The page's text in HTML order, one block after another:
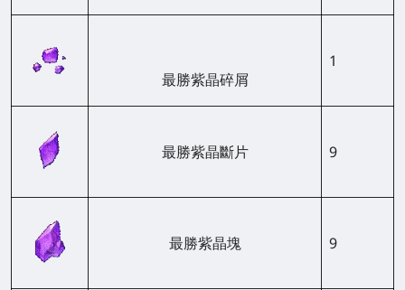
最勝紫晶碎屑
1
最勝紫晶斷片 9
最勝紫晶塊 9